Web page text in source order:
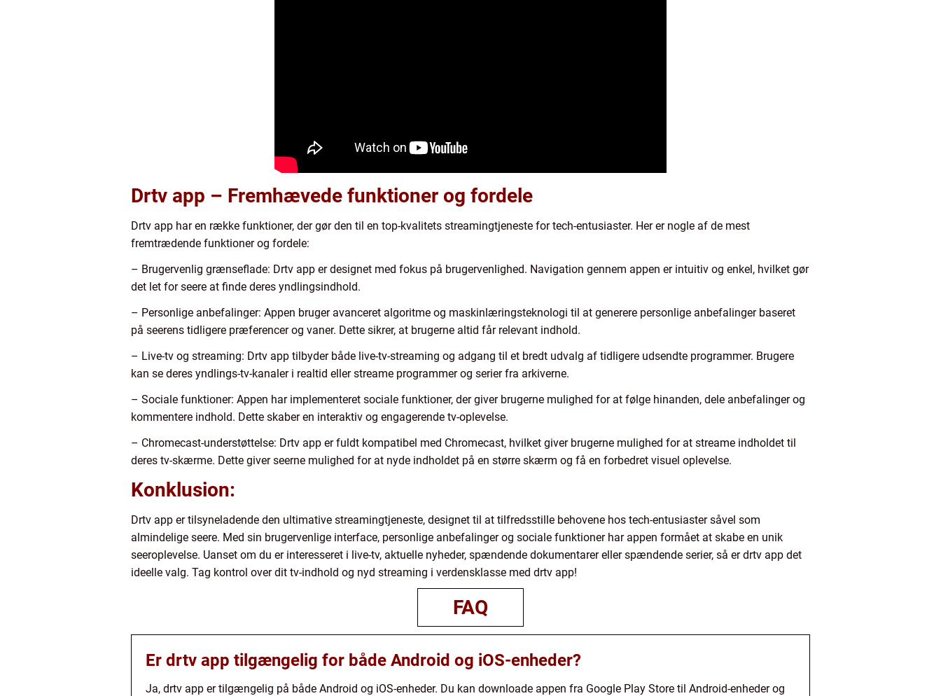
Drtv app – Fremhævede funktioner og fordele
Drtv app har en række funktioner, der gør den til en top-kvalitets streamingtjeneste for tech-entusiaster. Her er nogle af de mest
fremtrædende funktioner og fordele:
– Brugervenlig grænseflade: Drtv app er designet med fokus på brugervenlighed. Navigation gennem appen er intuitiv og enkel, hvilket gør
det let for seere at finde deres yndlingsindhold.
– Personlige anbefalinger: Appen bruger avanceret algoritme og maskinlæringsteknologi til at generere personlige anbefalinger baseret
på seerens tidligere præferencer og vaner. Dette sikrer, at brugerne altid får relevant indhold.
– Live-tv og streaming: Drtv app tilbyder både live-tv-streaming og adgang til et bredt udvalg af tidligere udsendte programmer. Brugere
kan se deres yndlings-tv-kanaler i realtid eller streame programmer og serier fra arkiverne.
– Sociale funktioner: Appen har implementeret sociale funktioner, der giver brugerne mulighed for at følge hinanden, dele anbefalinger og
kommentere indhold. Dette skaber en interaktiv og engagerende tv-oplevelse.
– Chromecast-understøttelse: Drtv app er fuldt kompatibel med Chromecast, hvilket giver brugerne mulighed for at streame indholdet til
deres tv-skærme. Dette giver seerne mulighed for at nyde indholdet på en større skærm og få en forbedret visuel oplevelse.
Konklusion:
Drtv app er tilsyneladende den ultimative streamingtjeneste, designet til at tilfredsstille behovene hos tech-entusiaster såvel som
almindelige seere. Med sin brugervenlige interface, personlige anbefalinger og sociale funktioner har appen formået at skabe en unik
seeroplevelse. Uanset om du er interesseret i live-tv, aktuelle nyheder, spændende dokumentarer eller spændende serier, så er drtv app det
ideelle valg. Tag kontrol over dit tv-indhold og nyd streaming i verdensklasse med drtv app!
FAQ
Er drtv app tilgængelig for både Android og iOS-enheder?
Ja, drtv app er tilgængelig på både Android og iOS-enheder. Du kan downloade appen fra Google Play Store til Android-enheder og